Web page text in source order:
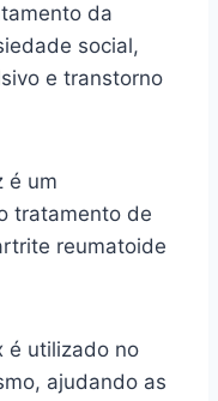
da
social,
e transtorno
é um
tratamento de
reumatoide
é utilizado no
ajudando as